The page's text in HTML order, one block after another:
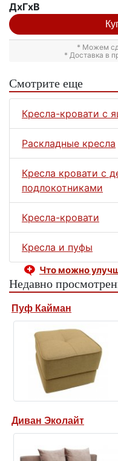
ДxГxВ
* Можем
* Доставка в
Смотрите еще
Кресла-кровати с
Раскладные кресла
Кресла кровати с
подлокотниками
Кресла-кровати
Кресла и пуфы
Что можно
Недавно
Пуф Кайман
Диван Эколайт